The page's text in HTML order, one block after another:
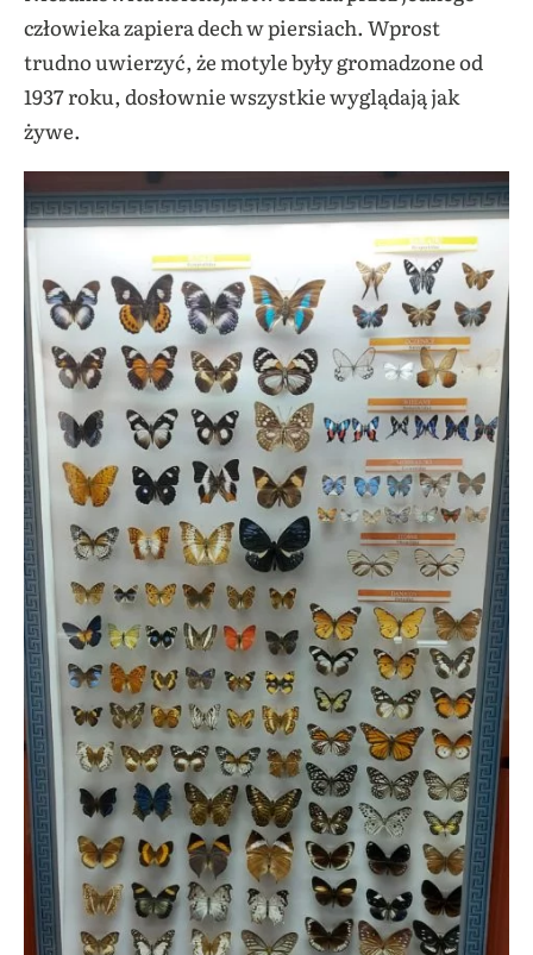
człowieka zapiera dech w piersiach. Wprost
trudno uwierzyć, że motyle były gromadzone od
1937 roku, dosłownie wszystkie wyglądają jak
żywe.